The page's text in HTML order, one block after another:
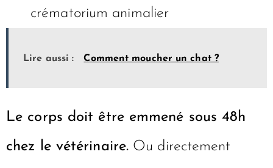
crématorium animalier
Lire aussi : Comment moucher un chat ?
Le corps doit être emmené sous 48h
chez le vétérinaire. Ou directement